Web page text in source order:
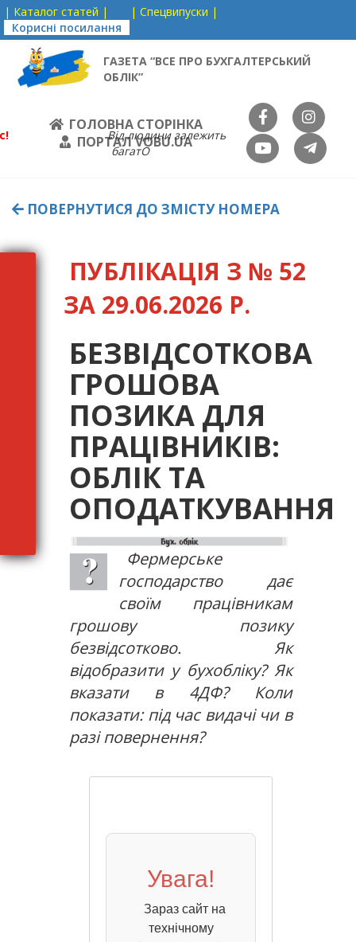
| Каталог статей |
| Спецвипуски |
Корисні посилання
ГАЗЕТА “ВСЕ ПРО БУХГАЛТЕРСЬКИЙ
ОБЛІК”
ГОЛОВНА СТОРІНКА
ПОРТАЛ VOBU.UA
Від людини залежить
багатО
ПОВЕРНУТИСЯ ДО ЗМІСТУ НОМЕРА
ПУБЛІКАЦІЯ З № 52
ЗА 29.06.2026 Р.
БЕЗВІДСОТКОВА
ГРОШОВА
ПОЗИКА ДЛЯ
ПРАЦІВНИКІВ:
ОБЛІК ТА
ОПОДАТКУВАННЯ
Фермерське
господарство дає
своїм працівникам
грошову позику
безвідсотково. Як
відобразити у бухобліку? Як
вказати в 4ДФ? Коли
показати: під час видачі чи в
разі повернення?
Увага!
Зараз сайт на
технічному